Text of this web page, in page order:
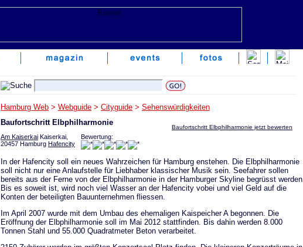
Hamburg Web > Webguide > Cityguide > Sehenswürdigkeiten
Baufortschritt Elbphilharmonie jetzt bewerten
Baufortschritt Elbphilharmonie
Am Kaiserkai Kaiserkai,
20457 Hamburg Hafencity
Bewertung:
In der Hafencity soll ein neues Wahrzeichen für Hamburg enstehen. Die Elbphilharmonie
soll nicht nur eine Anlaufstelle für Liebhaber klassischer Musik sein. Seefahrer sollen
bereits aus der Ferne von der Elbphilharmonie in der Hamburger Skyline begrüsst werden.
Bis es soweit ist, wird noch viel Wasser an der Hafencity vobei und viel Geld auf die
Konten der beteiligten Bauunternehmen fliessen.
Im April 2007 wurde mit dem Umbau des ehemaligen Kaispeicher A begonnen. Die
Eröffnung der Elbphilharmonie soll im Mai 2012 stattfinden. Bis dahin werden 8.000
Tonnen Stahl und 55.000 Quadratmeter Beton verarbeitet.